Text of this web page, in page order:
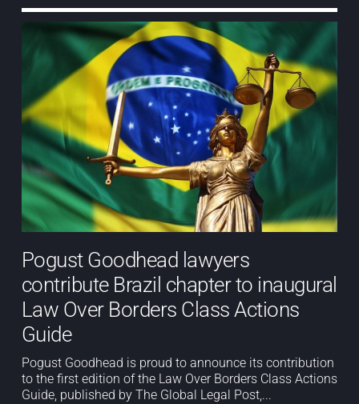
Pogust Goodhead lawyers
contribute Brazil chapter to inaugural
Law Over Borders Class Actions
Guide
Pogust Goodhead is proud to announce its contribution
to the first edition of the Law Over Borders Class Actions
Guide, published by The Global Legal Post,...